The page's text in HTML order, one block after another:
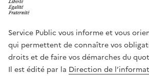
Service Public vous informe et vous
qui permettent de connaître vos
droits et de faire vos démarches du
Il est édité par la Direction de